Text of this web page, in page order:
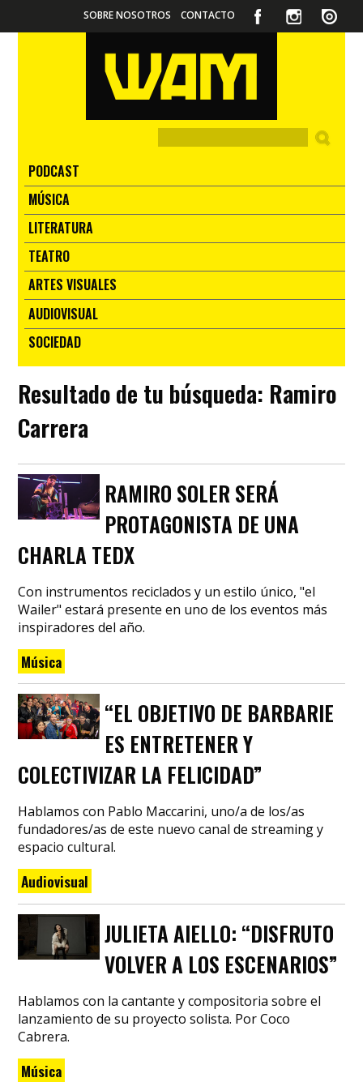
SOBRE NOSOTROS CONTACTO
PODCAST
MÚSICA
LITERATURA
TEATRO
ARTES VISUALES
AUDIOVISUAL
SOCIEDAD
Resultado de tu búsqueda: Ramiro
Carrera
RAMIRO SOLER SERÁ
PROTAGONISTA DE UNA
CHARLA TEDX
Con instrumentos reciclados y un estilo único, "el
Wailer" estará presente en uno de los eventos más
inspiradores del año.
Música
“EL OBJETIVO DE BARBARIE
ES ENTRETENER Y
COLECTIVIZAR LA FELICIDAD”
Hablamos con Pablo Maccarini, uno/a de los/as
fundadores/as de este nuevo canal de streaming y
espacio cultural.
Audiovisual
JULIETA AIELLO: “DISFRUTO
VOLVER A LOS ESCENARIOS”
Hablamos con la cantante y compositoria sobre el
lanzamiento de su proyecto solista. Por Coco
Cabrera.
Música